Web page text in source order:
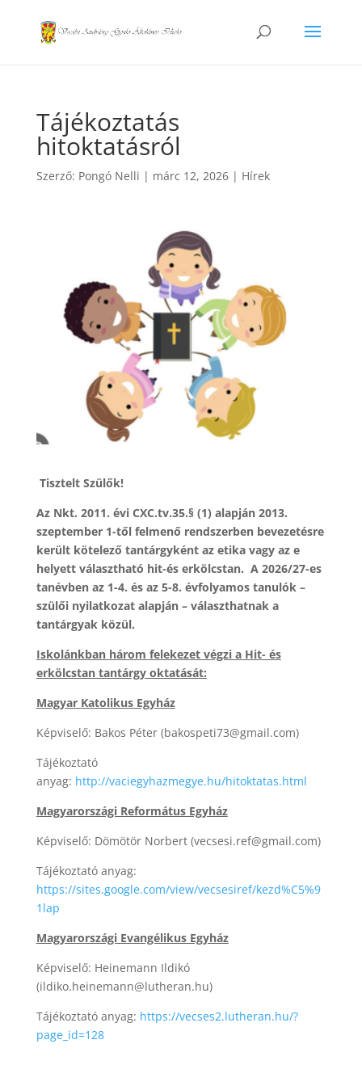
Tájékoztatás
hitoktatásról
Szerző: Pongó Nelli | márc 12, 2026| Hírek
Tisztelt Szülők!
Az Nkt. 2011. évi CXC.tv.35.§ (1) alapján 2013.
szeptember 1-től felmenő rendszerben bevezetésre
került kötelező tantárgyként az etika vagy az e
helyett választható hit-és erkölcstan. A 2026/27-es
tanévben az 1-4. és az 5-8. évfolyamos tanulók –
szülői nyilatkozat alapján – választhatnak a
tantárgyak közül.
Iskolánkban három felekezet végzi a Hit- és
erkölcstan tantárgy oktatását:
Magyar Katolikus Egyház
Képviselő: Bakos Péter (bakospeti73@gmail.com)
Tájékoztató
anyag: http://vaciegyhazmegye.hu/hitoktatas.html
Magyarországi Református Egyház
Képviselő: Dömötör Norbert (vecsesi.ref@gmail.com)
Tájékoztató anyag:
https://sites.google.com/view/vecsesiref/kezd%C5%9
1lap
Magyarországi Evangélikus Egyház
Képviselő: Heinemann Ildikó
(ildiko.heinemann@lutheran.hu)
Tájékoztató anyag: https://vecses2.lutheran.hu/?
page_id=128